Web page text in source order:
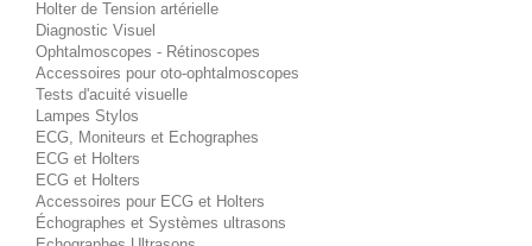
Holter de Tension artérielle
Diagnostic Visuel
Ophtalmoscopes - Rétinoscopes
Accessoires pour oto-ophtalmoscopes
Tests d'acuité visuelle
Lampes Stylos
ECG, Moniteurs et Echographes
ECG et Holters
ECG et Holters
Accessoires pour ECG et Holters
Échographes et Systèmes ultrasons